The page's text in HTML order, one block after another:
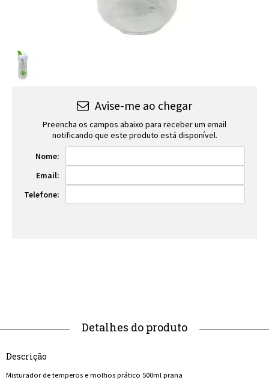
Avise-me ao chegar
Preencha os campos abaixo para receber um email
notificando que este produto está disponível.
Nome:
Email:
Telefone:
Descrição
Misturador de temperos e molhos prático 500ml prana